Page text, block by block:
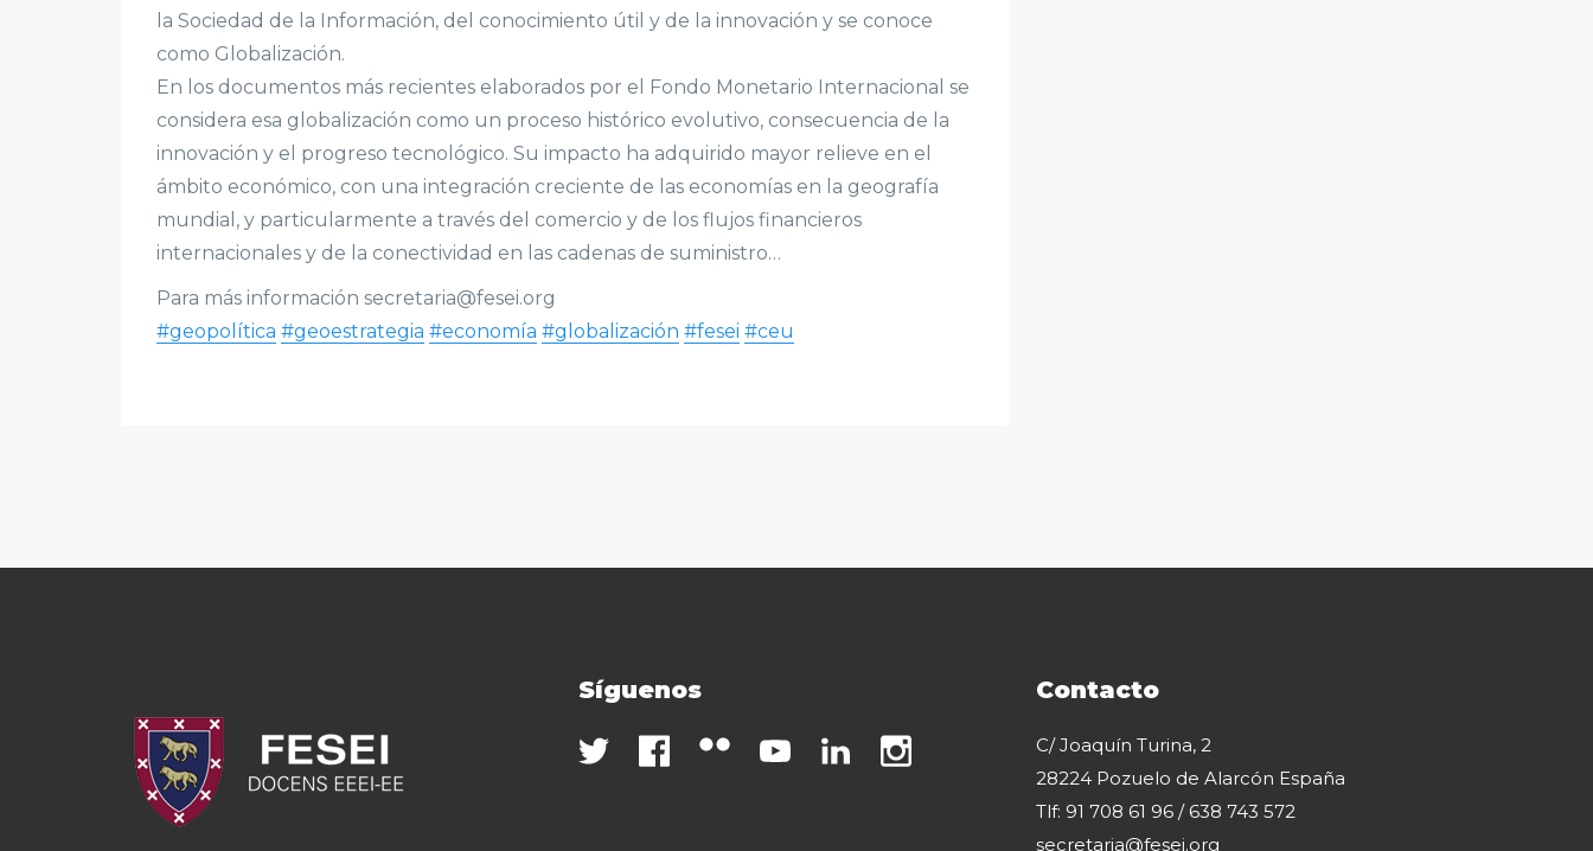
la Sociedad de la Información, del conocimiento útil y de la innovación y se conoce
como Globalización.
En los documentos más recientes elaborados por el Fondo Monetario Internacional se
considera esa globalización como un proceso histórico evolutivo, consecuencia de la
innovación y el progreso tecnológico. Su impacto ha adquirido mayor relieve en el
ámbito económico, con una integración creciente de las economías en la geografía
mundial, y particularmente a través del comercio y de los flujos financieros
internacionales y de la conectividad en las cadenas de suministro…
Para más información secretaria@fesei.org
#geopolítica #geoestrategia #economía #globalización #fesei #ceu
Síguenos Contacto
C/ Joaquín Turina, 2
28224 Pozuelo de Alarcón España
Tlf: 91 708 61 96 / 638 743 572
secretaria@fesei.org